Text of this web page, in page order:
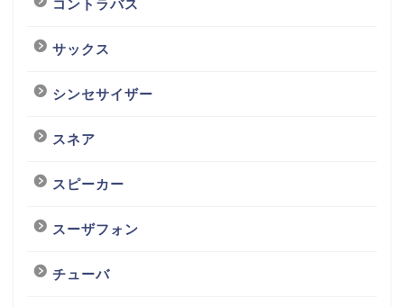
コントラバス
サックス
シンセサイザー
スネア
スピーカー
スーザフォン
チューバ